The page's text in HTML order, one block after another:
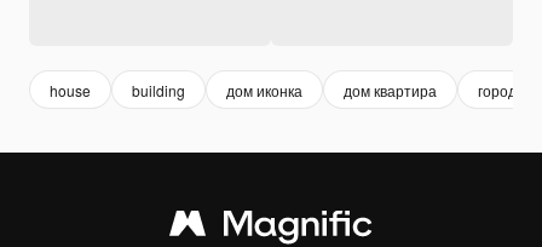
house building дом иконка дом квартира